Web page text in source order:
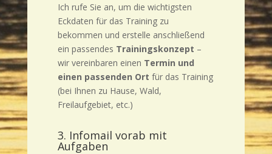
Ich rufe Sie an, um die wichtigsten
Eckdaten für das Training zu
bekommen und erstelle anschließend
ein passendes Trainingskonzept –
wir vereinbaren einen Termin und
einen passenden Ort für das Training
(bei Ihnen zu Hause, Wald,
Freilaufgebiet, etc.)
3. Infomail vorab mit
Aufgaben